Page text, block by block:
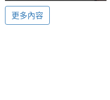
最豐富的擴充連結介面，
隨身的 SK Black O，讓行
主螢幕
尺寸
更多內容